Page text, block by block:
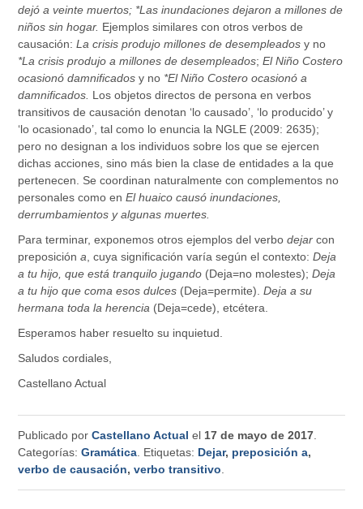
dejó a veinte muertos; *Las inundaciones dejaron a millones de
niños sin hogar. Ejemplos similares con otros verbos de
causación:La crisis produjo millones de desempleados y no
*La crisis produjo a millones de desempleados;El Niño Costero
ocasionó damnificados y no *El Niño Costero ocasionó a
damnificados. Los objetos directos de persona en verbos
transitivos de causación denotan ‘lo causado’, ‘lo producido’ y
‘lo ocasionado’, tal como lo enuncia la NGLE (2009: 2635);
pero no designan a los individuos sobre los que se ejercen
dichas acciones, sino más bien la clase de entidades a la que
pertenecen. Se coordinan naturalmente con complementos no
personales como enEl huaico causó inundaciones,
derrumbamientos y algunas muertes.
Para terminar, exponemos otros ejemplos del verbodejar con
preposicióna , cuya significación varía según el contexto:Deja
a tu hijo, que está tranquilo jugando (Deja=no molestes);Deja
a tu hijo que coma esos dulces (Deja=permite).Deja a su
hermana toda la herencia (Deja=cede), etcétera.
Esperamos haber resuelto su inquietud.
Saludos cordiales,
Castellano Actual
Publicado porCastellano Actual el 17 de mayo de 2017
Categorías:Gramática . Etiquetas: Dejar, preposición a,
verbo de causación,verbo transitivo